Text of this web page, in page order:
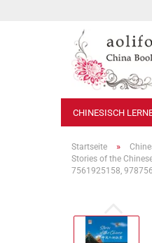
CHINESISCH
Startseite »
Stories of the
7561925158,